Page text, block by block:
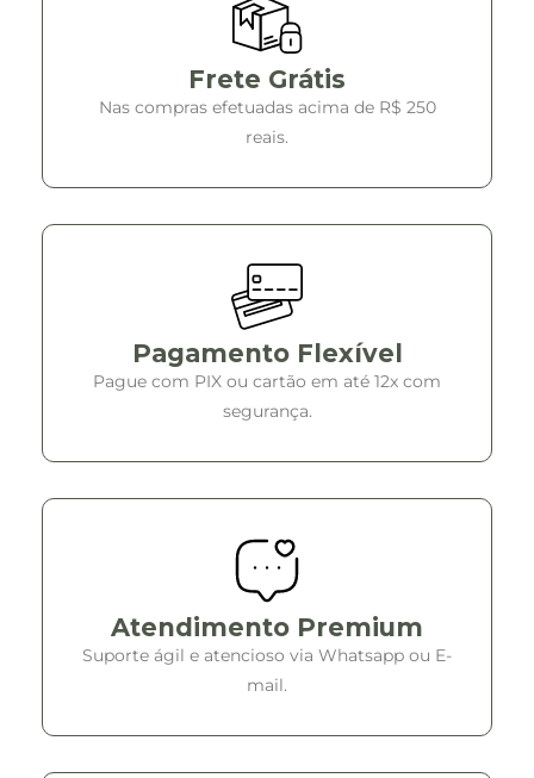
Frete Grátis
Nas compras efetuadas acima de R$ 250
reais.
Pagamento Flexível
Pague com PIX ou cartão em até 12x com
segurança.
Atendimento Premium
Suporte ágil e atencioso via Whatsapp ou E-
mail.